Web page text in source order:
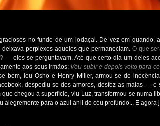
no fundo de um lodaçal. De vez em quando,
perplexos aqueles que permaneciam. O que
— eles se perguntavam. Até que certo dia um deles
aos seus irmãos: Vou subir e depois volto para
bem, leu Osho e Henry Miller, armou-se de
despediu-se dos amores, desfez as malas — e
chegou à superfície, viu Luz, transformou-se numa
para o azul anil do céu profundo... E agora